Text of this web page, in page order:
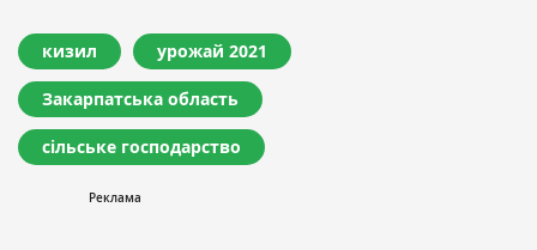
кизил урожай 2021
Закарпатська область
сільське господарство